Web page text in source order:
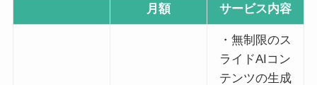
月額 サービス内容
・無制限のス
ライドAIコン
テンツの生成